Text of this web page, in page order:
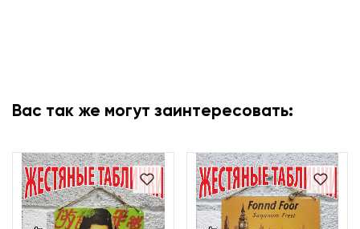
Вас так же могут заинтересовать: